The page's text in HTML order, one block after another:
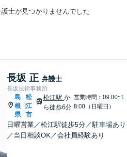
士が見つかりませんでした
長坂 正 弁護士
長坂法律事務所
島
根
県
松
江
市
松江駅 か
ら徒歩6分
営業時間：09:00~1
8:00（日曜日）
日曜営業／松江駅徒歩5分／駐車場あり
／当日相談OK／会社員経験あり